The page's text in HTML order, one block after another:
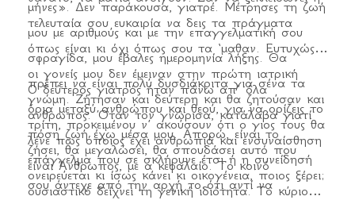
μήνες». Δεν παράκουσα, γιατρέ. Μέτρησες τη ζωή
μου με αριθμούς και με την επαγγελματική σου
σφραγίδα, μου έβαλες ημερομηνία λήξης. Θα
πρέπει να είναι πολύ δυσδιάκριτα για σένα τα
όρια μεταξύ ανθρώπου και θεού, για να ορίζεις το
πόση ζωή έχω μέσα μου. Απορώ, είναι το
επάγγελμα που σε σκλήρυνε έτσι ή η συνείδησή
σου άντεχε από την αρχή το ότι αντί να
τελευταία σου ευκαιρία να δεις τα πράγματα
όπως είναι κι όχι όπως σου τα ‘μαθαν. Ευτυχώς
οι γονείς μου δεν έμειναν στην πρώτη ιατρική
γνώμη. Ζήτησαν και δεύτερη και θα ζητούσαν και
τρίτη, προκειμένου ν’ ακούσουν ότι ο γιος τους θα
ζήσει, θα μεγαλώσει, θα σπουδάσει αυτό που
ονειρεύεται κι ίσως κάνει κι οικογένεια, ποιος ξέρει;
Ο δεύτερος γιατρός ήταν πάνω απ’ όλα
ανθρωπος. Όταν τον γνώρισα, κατάλαβα γιατί
λένε πως όποιος έχει ανθρωπιά και ενσυναίσθηση
είναι Άνθρωπος, με α κεφαλαίο. Το κοινό
ουσιαστικό δείχνει τη γενική ιδιότητα. Το κύριο